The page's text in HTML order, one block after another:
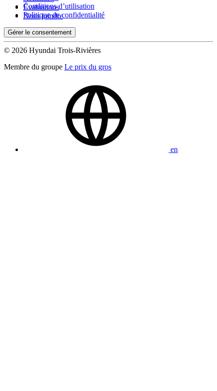
Kilométrage
De 0 km à 500 000 km
(0)
Évaluations
Nous joindre
Conditions d’utilisation
Politique de confidentialité
Gérer le consentement
© 2026 Hyundai Trois-Rivières
Membre du groupe Le prix du gros
en